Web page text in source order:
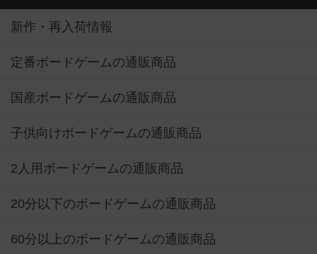
新作・再入荷情報
定番ボードゲームの通販商品
国産ボードゲームの通販商品
子供向けボードゲームの通販商品
2人用ボードゲームの通販商品
20分以下のボードゲームの通販商品
60分以上のボードゲームの通販商品